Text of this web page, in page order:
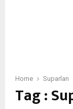
Home Suparlan
Tag :